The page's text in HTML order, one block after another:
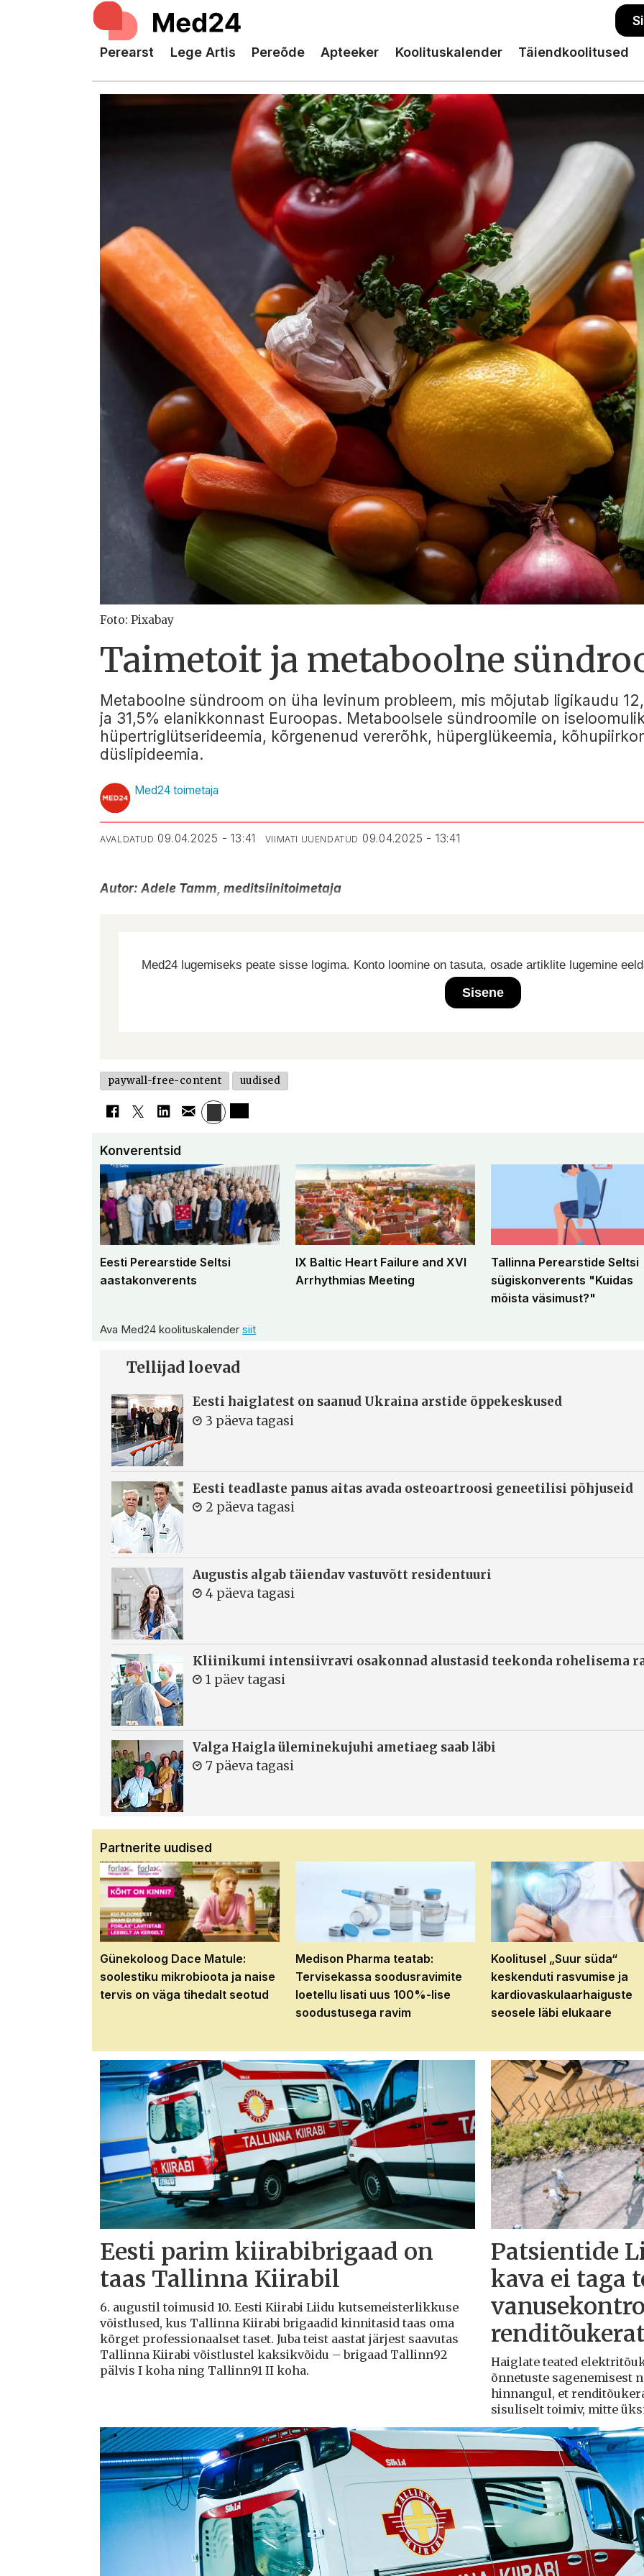
Perearst Lege Artis Pereõde Apteeker Koolituskalender Täiendkoolitused
Foto: Pixabay
Taimetoit ja metaboolne
Metaboolne sündroom on üha levinum probleem, mis mõjutab ligikaudu
ja 31,5% elanikkonnast Euroopas. Metaboolsele sündroomile on
hüpertriglütserideemia, kõrgenenud vererõhk, hüperglükeemia,
düslipideemia.
Med24 toimetaja
AVALDATUD 09.04.2025 - 13:41 VIIMATI UUENDATUD 09.04.2025 - 13:41
Autor: Adele Tamm, meditsiinitoimetaja
Med24 lugemiseks peate sisse logima. Konto loomine on tasuta, osade artiklite lugemine
Sisene
paywall-free-content uudised
Konverentsid
Eesti Perearstide Seltsi
aastakonverents
IX Baltic Heart Failure and XVI
Arrhythmias Meeting
Tallinna Perearstide Seltsi
sügiskonverents "Kuidas
mõista väsimust?"
Ava Med24 koolituskalendersiit
Tellijad loevad
Eesti haiglatest on saanud Ukraina arstide õppekeskused
3 päeva tagasi
Eesti teadlaste panus aitas avada osteoartroosi geneetilisi põhjuseid
2 päeva tagasi
Augustis algab täiendav vastuvõtt residentuuri
4 päeva tagasi
Kliinikumi intensiivravi osakonnad alustasid teekonda rohelisema
1 päev tagasi
Valga Haigla üleminekujuhi ametiaeg saab läbi
7 päeva tagasi
Partnerite uudised
Günekoloog Dace Matule:
soolestiku mikrobioota ja naise
tervis on väga tihedalt seotud
Medison Pharma teatab:
Tervisekassa soodusravimite
loetellu lisati uus 100%-lise
soodustusega ravim
Koolitusel „Suur süda“
keskenduti rasvumise ja
kardiovaskulaarhaiguste
seosele läbi elukaare
Eesti parim kiirabibrigaad on
taas Tallinna Kiirabil
6. augustil toimusid 10. Eesti Kiirabi Liidu kutsemeisterlikkuse
võistlused, kus Tallinna Kiirabi brigaadid kinnitasid taas oma
kõrget professionaalset taset. Juba teist aastat järjest saavutas
Tallinna Kiirabi võistlustel kaksikvõidu – brigaad Tallinn92
pälvis I koha ning Tallinn91 II koha.
Patsientide
kava ei taga
Haiglate teated
õnnetuste sagenemisest
hinnangul, et
sisuliselt toimiv, mitte